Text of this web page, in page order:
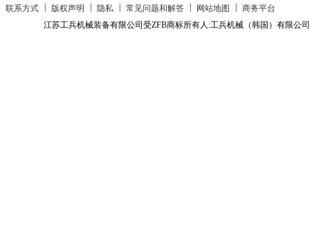
联系方式 版权声明 隐私 常见问题和解答 网站地图
商务平台
江苏工兵机械装备有限公司受ZFB商标所有人:工兵机械（韩国）有限公